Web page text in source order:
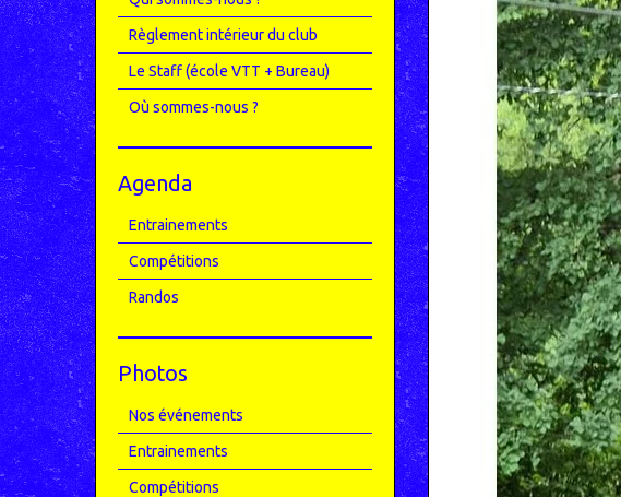
Règlement intérieur du club
Le Staff (école VTT + Bureau)
Où sommes-nous ?
Agenda
Entrainements
Compétitions
Randos
Photos
Nos événements
Entrainements
Compétitions